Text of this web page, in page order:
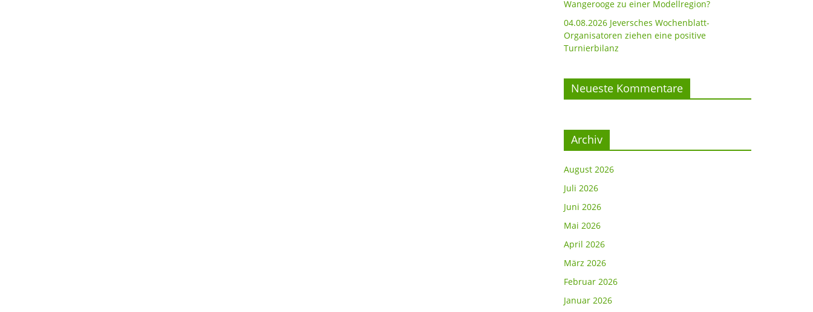
Wangerooge zu einer Modellregion?
04.08.2026 Jeversches Wochenblatt-
Organisatoren ziehen eine positive
Turnierbilanz
Neueste Kommentare
Archiv
August 2026
Juli 2026
Juni 2026
Mai 2026
April 2026
März 2026
Februar 2026
Januar 2026